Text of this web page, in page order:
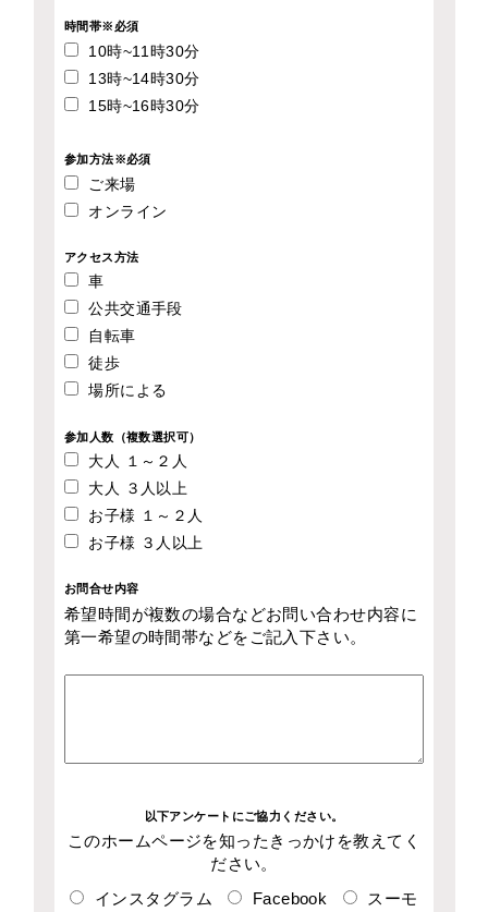
時間帯※必須
10時~11時30分
13時~14時30分
15時~16時30分
参加方法※必須
ご来場
オンライン
アクセス方法
車
公共交通手段
自転車
徒歩
場所による
参加人数（複数選択可）
大人 １～２人
大人 ３人以上
お子様 １～２人
お子様 ３人以上
お問合せ内容
希望時間が複数の場合などお問い合わせ内容に
第一希望の時間帯などをご記入下さい。
以下アンケートにご協力ください。
このホームページを知ったきっかけを教えてく
ださい。
インスタグラム Facebook
スーモ